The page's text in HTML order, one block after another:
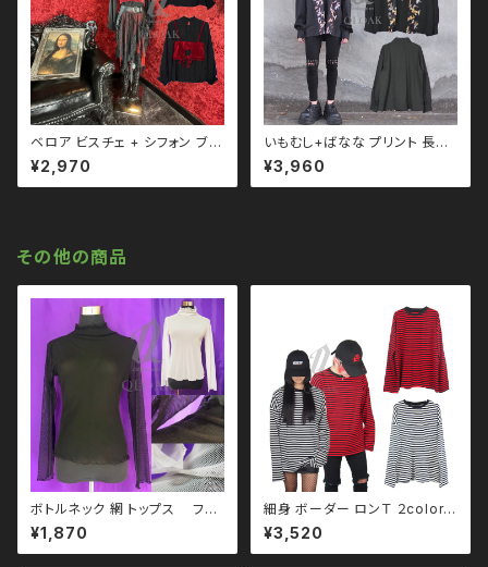
ベロア ビスチェ + シフォン ブラ
ウス トップス qto110076 モ
ード ガーリー 韓国ファッション
シフォン
¥2,970
いもむし+ばなな プリント 長袖
シャツ qto110092 ユニセック
ス ブラックコーデ 黒コーデ モー
ド 系 ゴス ゴシック パンク ロッ
¥3,960
その他の商品
ボトルネック 網 トップス フィ
ッシュネット 2color モノトー
ン ブラックコーデ 黒コーデ モー
ド 系 ゴス ゴシック ゴスロリ パ
¥1,870
細身 ボーダー ロンＴ ２color
韓国ファッション ストリート系
原宿 qto110002
¥3,520